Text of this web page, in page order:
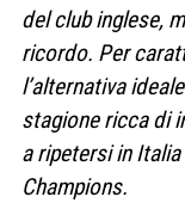
del club inglese,
ricordo. Per
l’alternativa
stagione ricca di
a ripetersi in
Champions.